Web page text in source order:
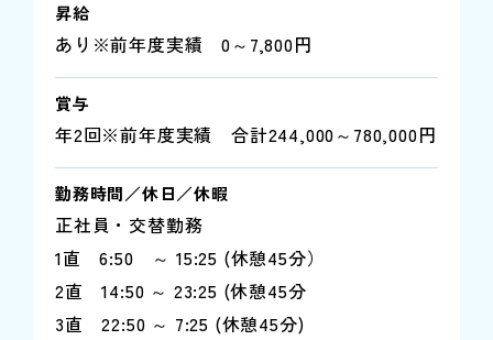
昇給
あり※前年度実績 0～7,800円
賞与
年2回※前年度実績 合計244,000～780,000円
勤務時間／休日／休暇
正社員・交替勤務
1直 6:50 ～ 15:25 (休憩45分）
2直 14:50 ～ 23:25 (休憩45分
3直 22:50 ～ 7:25 (休憩45分)